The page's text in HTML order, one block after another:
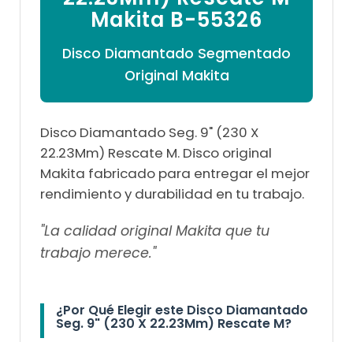
Makita B-55326
Disco Diamantado Segmentado
Original Makita
Disco Diamantado Seg. 9" (230 X
22.23Mm) Rescate M. Disco original
Makita fabricado para entregar el mejor
rendimiento y durabilidad en tu trabajo.
"La calidad original Makita que tu
trabajo merece."
¿Por Qué Elegir este Disco Diamantado
Seg. 9" (230 X 22.23Mm) Rescate M?